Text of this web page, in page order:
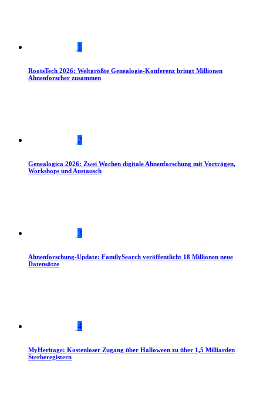
1
RootsTech 2026: Weltgrößte Genealogie-Konferenz bringt Millionen
Ahnenforscher zusammen
2
Genealogica 2026: Zwei Wochen digitale Ahnenforschung mit Vorträgen,
Workshops und Austausch
3
Ahnenforschung-Update: FamilySearch veröffentlicht 18 Millionen neue
Datensätze
4
MyHeritage: Kostenloser Zugang über Halloween zu über 1,5 Milliarden
Sterberegistern